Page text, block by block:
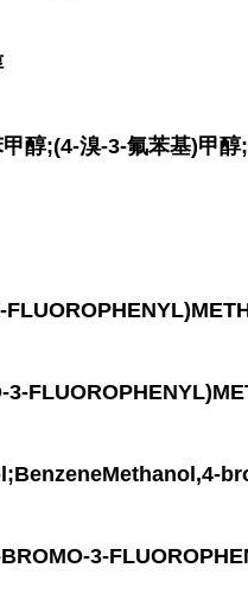
醇;(4-溴-3-氟苯基)甲
3-
3-